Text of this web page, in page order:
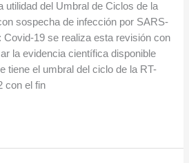
utilidad del Umbral de Ciclos de la
sospecha de infección por SARS-
Covid-19 se realiza esta revisión con
la evidencia científica disponible
tiene el umbral del ciclo de la RT-
con el fin